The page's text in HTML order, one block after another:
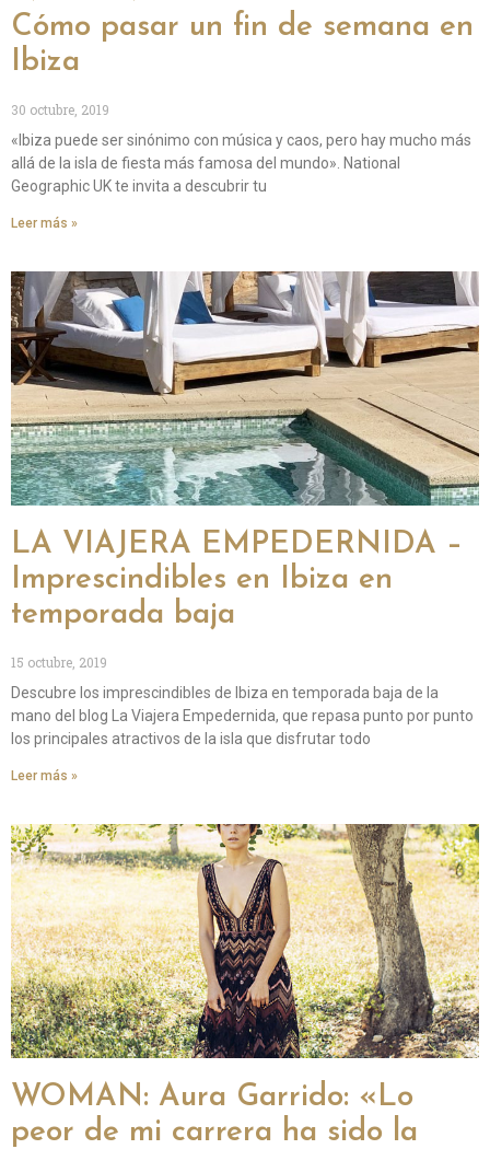
Cómo pasar un fin de semana en
Ibiza
30 octubre, 2019
«Ibiza puede ser sinónimo con música y caos, pero hay mucho más
allá de la isla de fiesta más famosa del mundo». National
Geographic UK te invita a descubrir tu
Leer más »
LA VIAJERA EMPEDERNIDA –
Imprescindibles en Ibiza en
temporada baja
15 octubre, 2019
Descubre los imprescindibles de Ibiza en temporada baja de la
mano del blog La Viajera Empedernida, que repasa punto por punto
los principales atractivos de la isla que disfrutar todo
Leer más »
WOMAN: Aura Garrido: «Lo
peor de mi carrera ha sido la